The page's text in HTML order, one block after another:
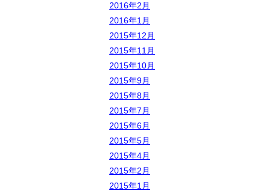
2016年2月
2016年1月
2015年12月
2015年11月
2015年10月
2015年9月
2015年8月
2015年7月
2015年6月
2015年5月
2015年4月
2015年2月
2015年1月